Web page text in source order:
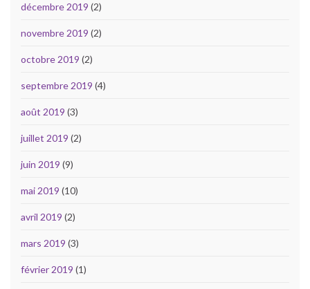
décembre 2019 (2)
novembre 2019 (2)
octobre 2019 (2)
septembre 2019 (4)
août 2019 (3)
juillet 2019 (2)
juin 2019 (9)
mai 2019 (10)
avril 2019 (2)
mars 2019 (3)
février 2019 (1)